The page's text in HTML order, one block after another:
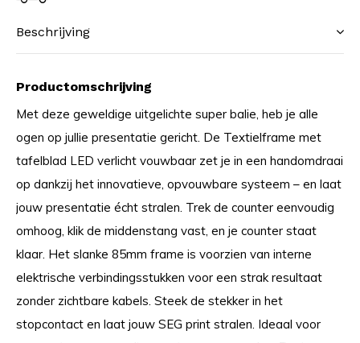
Beschrijving
Productomschrijving
Met deze geweldige uitgelichte super balie, heb je alle
ogen op jullie presentatie gericht. De Textielframe met
tafelblad LED verlicht vouwbaar zet je in een handomdraai
op dankzij het innovatieve, opvouwbare systeem – en laat
jouw presentatie écht stralen. Trek de counter eenvoudig
omhoog, klik de middenstang vast, en je counter staat
klaar. Het slanke 85mm frame is voorzien van interne
elektrische verbindingsstukken voor een strak resultaat
zonder zichtbare kabels. Steek de stekker in het
stopcontact en laat jouw SEG print stralen. Ideaal voor